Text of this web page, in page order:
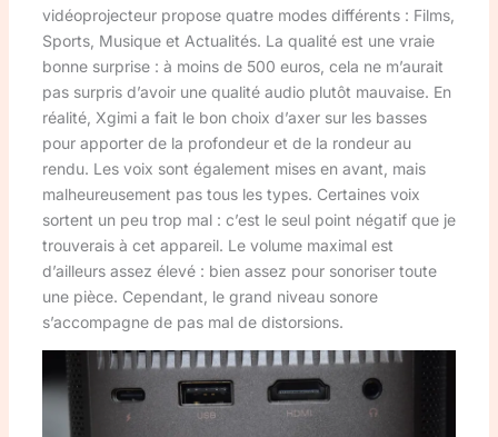
vidéoprojecteur propose quatre modes différents : Films,
Sports, Musique et Actualités. La qualité est une vraie
bonne surprise : à moins de 500 euros, cela ne m’aurait
pas surpris d’avoir une qualité audio plutôt mauvaise. En
réalité, Xgimi a fait le bon choix d’axer sur les basses
pour apporter de la profondeur et de la rondeur au
rendu. Les voix sont également mises en avant, mais
malheureusement pas tous les types. Certaines voix
sortent un peu trop mal : c’est le seul point négatif que je
trouverais à cet appareil. Le volume maximal est
d’ailleurs assez élevé : bien assez pour sonoriser toute
une pièce. Cependant, le grand niveau sonore
s’accompagne de pas mal de distorsions.